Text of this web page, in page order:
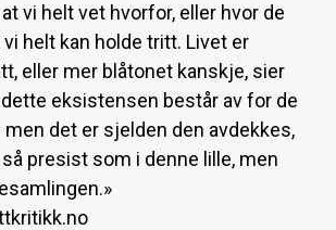
vi helt vet hvorfor, eller hvor de
vi helt kan holde tritt. Livet er
eller mer blåtonet kanskje, sier
eksistensen består av for de
det er sjelden den avdekkes,
presist som i denne lille, men